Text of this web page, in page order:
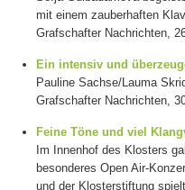
mit einem zauberhaften
Grafschafter Nachrichten,
Ein intensiv und
Pauline Sachse/Lauma
Grafschafter Nachrichten,
Feine Töne und viel
Im Innenhof des Klosters
besonderes Open Air-
und der Klosterstiftung